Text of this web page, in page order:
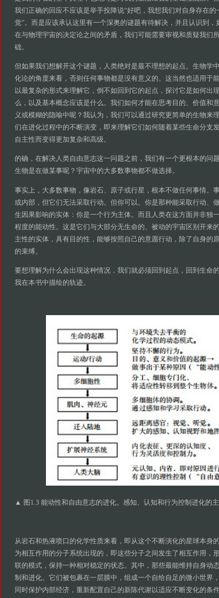
我们正确的回应不应该是举手投降说“好吧，我想我们对自身存在的
觉”。而是应该承认这里有一个深奥的谜题有待解决，并且认识到
在与物理宇宙的决定论之间的矛盾，我们可能需要审视和质疑我们
础。
但如果我们想解开这个谜题，人类绝对是最不理想的起点。生物学
化论的角度来看，否则任何事物都是没有意义的。这当然也适用于
以最复杂的形式来理解它，倒不如回到它的起点，探讨它是如何出
么，以及基本概念应该是什么。我们如何才能在思考目的、价值和
义或模糊的隐喻中呢？我认为，我们可以通过研究更简单的生物来
们在进化过程中的不断演变，即来理解它们如何随着某些生命分支
自主性而变得更加复杂和高级。
的确，在解决人类自由意志这一问题之前，我们有一个更根本的问
生物是在做某事呢？宇宙中的大多数事物都不做选择。
事实上，大多数事物，像岩石、原子或行星，根本不做任何事情。
或内部，但它们无法采取行动。但你可以。你是那种能采取行动、
生因果影响的实体：你是一个行为主体。而且人类在这方面并非独
程度的能动性。这是它们与大部分无生命的、被动的宇宙区别开来
主性的实体，具有目的性，能够按照自己的意愿行动，除了自身的
的束缚。
要想理解为什么会出现这种情况，我们就必须回到起点，回到生命
我在本书中描绘的轨迹。
▲ 图1.3 能动性和自由意志的进化。感知、认知和行为控制进化的
从岩石和热液喷口的化学性质来看，即从这个不断演化的星球本身
为相互作用的分子系统出现的，即这些分子之间发生了相互作用，
联的模式，保持一种相对稳定的状态。其中，那些最能维持自身动
制和进化。它们被包裹在一层膜中，组成一个自给自足的微小世界
同时保护内部经济，重新配置自己的新陈代谢以适应不断变化的条